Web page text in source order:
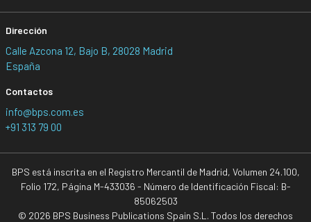
Dirección
Calle Azcona 12, Bajo B, 28028 Madrid
España
Contactos
info@bps.com.es
+91 313 79 00
BPS está inscrita en el Registro Mercantil de Madrid, Volumen 24.100,
Folio 172, Página M-433036 - Número de Identificación Fiscal: B-
85062503
© 2026 BPS Business Publications Spain S.L. Todos los derechos